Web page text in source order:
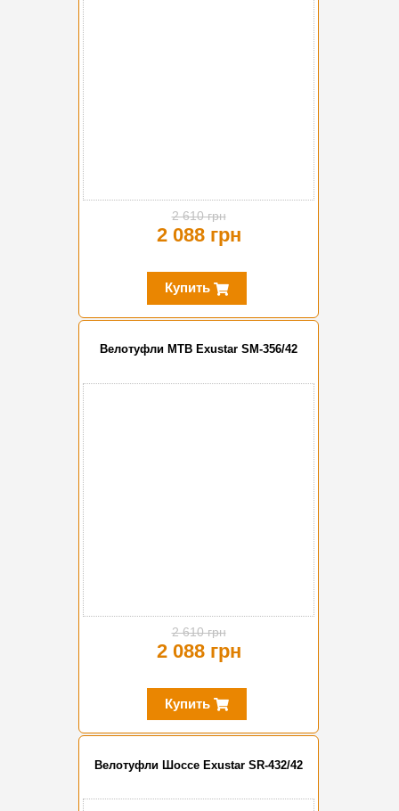
2 610 грн
2 088 грн
Купить
Велотуфли MTB Exustar SM-356/42
2 610 грн
2 088 грн
Купить
Велотуфли Шоссе Exustar SR-432/42